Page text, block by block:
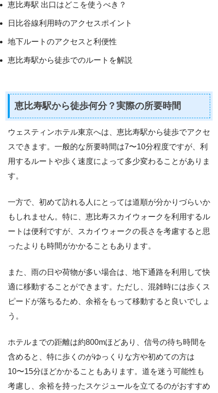
恵比寿駅 出口はどこを使うべき？
日比谷線利用時のアクセスポイント
地下ルートのアクセスと利便性
恵比寿駅から徒歩でのルートを解説
恵比寿駅から徒歩何分？実際の所要時間
ウェスティンホテル東京へは、恵比寿駅から徒歩でアクセ
スできます。一般的な所要時間は7〜10分程度ですが、利
用するルートや歩く速度によって多少変わることがありま
す。
一方で、初めて訪れる人にとっては道順が分かりづらいか
もしれません。特に、恵比寿スカイウォークを利用するル
ートは便利ですが、スカイウォークの長さを考慮すると思
ったよりも時間がかかることもあります。
また、雨の日や荷物が多い場合は、地下通路を利用して快
適に移動することができます。ただし、混雑時には歩くス
ピードが落ちるため、余裕をもって移動すると良いでしょ
う。
ホテルまでの距離は約800mほどあり、信号の待ち時間を
含めると、特に歩くのがゆっくりな方や初めての方は
10〜15分ほどかかることもあります。道を迷う可能性も
考慮し、余裕を持ったスケジュールを立てるのがおすすめ